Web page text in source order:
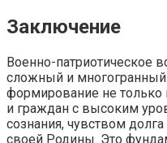
Заключение
Военно-патриотическое
сложный и
формирование не
и граждан с высоким
сознания, чувством
своей Родины. Это